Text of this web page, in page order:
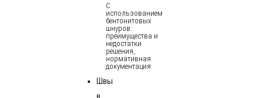
С
использованием
бентонитовых
шнуров:
преимущества и
недостатки
решения,
нормативная
документация
Швы